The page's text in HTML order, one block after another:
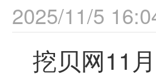
2025/11/5
挖贝网11